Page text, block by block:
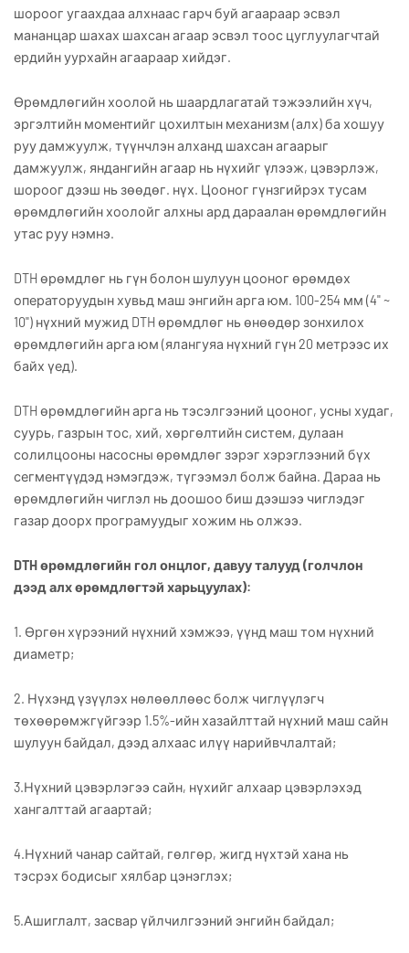
шороог угаахдаа алхнаас гарч буй агаараар эсвэл
мананцар шахах шахсан агаар эсвэл тоос цуглуулагчтай
ердийн уурхайн агаараар хийдэг.
Өрөмдлөгийн хоолой нь шаардлагатай тэжээлийн хүч,
эргэлтийн моментийг цохилтын механизм (алх) ба хошуу
руу дамжуулж, түүнчлэн алханд шахсан агаарыг
дамжуулж, яндангийн агаар нь нүхийг үлээж, цэвэрлэж,
шороог дээш нь зөөдөг. нүх. Цооног гүнзгийрэх тусам
өрөмдлөгийн хоолойг алхны ард дараалан өрөмдлөгийн
утас руу нэмнэ.
DTH өрөмдлөг нь гүн болон шулуун цооног өрөмдөх
операторуудын хувьд маш энгийн арга юм. 100-254 мм (4" ~
10") нүхний мужид DTH өрөмдлөг нь өнөөдөр зонхилох
өрөмдлөгийн арга юм (ялангуяа нүхний гүн 20 метрээс их
байх үед).
DTH өрөмдлөгийн арга нь тэсэлгээний цооног, усны худаг,
суурь, газрын тос, хий, хөргөлтийн систем, дулаан
солилцооны насосны өрөмдлөг зэрэг хэрэглээний бүх
сегментүүдэд нэмэгдэж, түгээмэл болж байна. Дараа нь
өрөмдлөгийн чиглэл нь доошоо биш дээшээ чиглэдэг
газар доорх програмуудыг хожим нь олжээ.
DTH өрөмдлөгийн гол онцлог, давуу талууд (голчлон
дээд алх өрөмдлөгтэй харьцуулах):
1. Өргөн хүрээний нүхний хэмжээ, үүнд маш том нүхний
диаметр;
2. Нүхэнд үзүүлэх нөлөөллөөс болж чиглүүлэгч
төхөөрөмжгүйгээр 1.5%-ийн хазайлттай нүхний маш сайн
шулуун байдал, дээд алхаас илүү нарийвчлалтай;
3.Нүхний цэвэрлэгээ сайн, нүхийг алхаар цэвэрлэхэд
хангалттай агаартай;
4.Нүхний чанар сайтай, гөлгөр, жигд нүхтэй хана нь
тэсрэх бодисыг хялбар цэнэглэх;
5.Ашиглалт, засвар үйлчилгээний энгийн байдал;